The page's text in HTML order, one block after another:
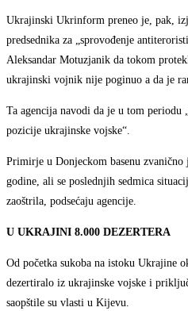
Ukrajinski Ukrinform preneo je, pak,
predsednika za „sprovođenje
Aleksandar Motuzjanik da tokom
ukrajinski vojnik nije poginuo a da je
Ta agencija navodi da je u tom periodu
pozicije ukrajinske vojske“.
Primirje u Donjeckom basenu zvanično
godine, ali se poslednjih sedmica
zaoštrila, podsećaju agencije.
U UKRAJINI 8.000 DEZERTERA
Od početka sukoba na istoku Ukrajine
dezertiralo iz ukrajinske vojske i
saopštile su vlasti u Kijevu.